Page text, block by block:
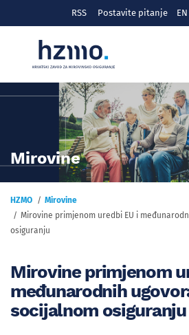
RSS Postavite pitanje EN
Mirovine
HZMO
Mirovine
Mirovine primjenom uredbi EU i
osiguranju
Mirovine primjenom
međunarodnih
socijalnom osiguranju